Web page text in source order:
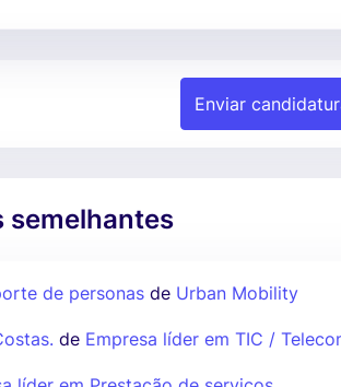
Enviar
semelhantes
de personas de Urban Mobility
de Empresa líder em TIC /